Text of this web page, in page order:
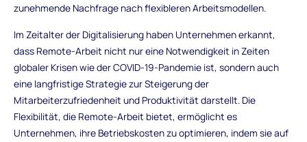
zunehmende Nachfrage nach flexibleren Arbeitsmodellen.
Im Zeitalter der Digitalisierung haben Unternehmen erkannt,
dass Remote-Arbeit nicht nur eine Notwendigkeit in Zeiten
globaler Krisen wie der COVID-19-Pandemie ist, sondern auch
eine langfristige Strategie zur Steigerung der
Mitarbeiterzufriedenheit und Produktivität darstellt. Die
Flexibilität, die Remote-Arbeit bietet, ermöglicht es
Unternehmen, ihre Betriebskosten zu optimieren, indem sie auf